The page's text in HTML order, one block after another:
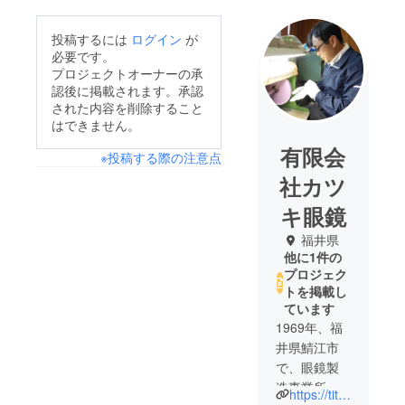
投稿するには ログイン が
必要です。
プロジェクトオーナーの承
認後に掲載されます。承認
された内容を削除すること
はできません。
※投稿する際の注意点
有限会
社カツ
キ眼鏡
福井県
他に1件の
プロジェク
トを掲載し
ています
1969年、福
井県鯖江市
で、眼鏡製
造事業所をhttps://titankatsuki.shop-pro.jp/